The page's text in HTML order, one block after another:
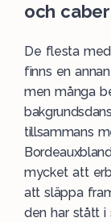
och
De flesta
finns en
men många
tillsammans
mycket att
att släppa
den har stått i